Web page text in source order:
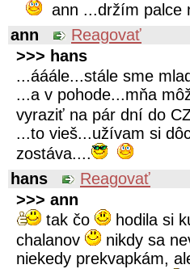
ann ...držím palce
ann
Reagovať
>>> hans
...ááále...stále sme
...a v pohode...mňa
vyraziť na pár dní do
...to vieš...užívam si
zostáva....
hans
Reagovať
>>> ann
tak čo
hodila si
chalanov
nikdy sa
niekedy prekvapkám,